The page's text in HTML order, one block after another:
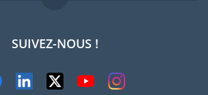
Experts
SUIVEZ-NOUS !